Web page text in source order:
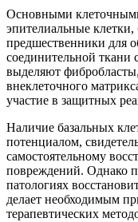
Основными
эпителиальные
предшественники для
соединительной ткани
выделяют
внеклеточного
участие в защитных
Наличие базальных
потенциалом,
самостоятельному
повреждений. Однако
патологиях
делает необходимым
терапевтических